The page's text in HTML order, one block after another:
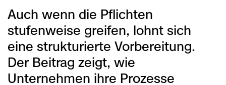
Auch wenn die Pflichten
stufenweise greifen, lohnt sich
eine strukturierte Vorbereitung.
Der Beitrag zeigt, wie
Unternehmen ihre Prozesse